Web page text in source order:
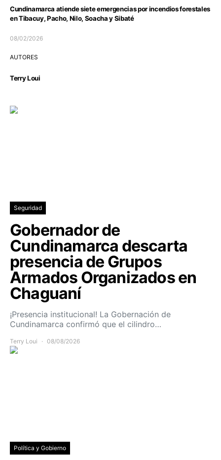
Cundinamarca atiende siete emergencias por incendios forestales
en Tibacuy, Pacho, Nilo, Soacha y Sibaté
08/02/2026
AUTORES
Terry Loui
Seguridad
Gobernador de
Cundinamarca descarta
presencia de Grupos
Armados Organizados en
Chaguaní
¡Presencia institucional! La Gobernación de
Cundinamarca confirmó que el cilindro…
Terry Loui 08/08/2026
Política y Gobierno